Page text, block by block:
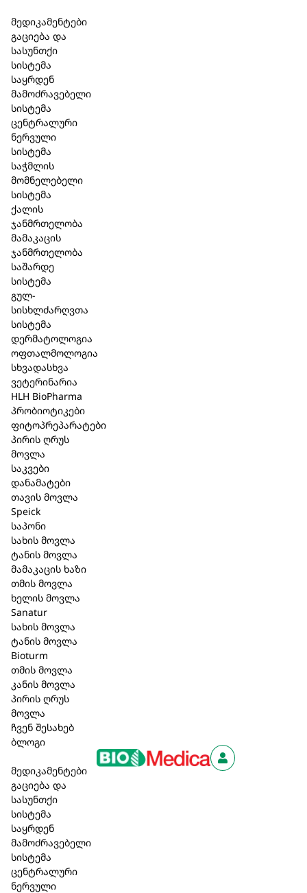
მედიკამენტები
გაციება და
სასუნთქი
სისტემა
საყრდენ
მამოძრავებელი
სისტემა
ცენტრალური
ნერვული
სისტემა
საჭმლის
მომნელებელი
სისტემა
ქალის
ჯანმრთელობა
მამაკაცის
ჯანმრთელობა
საშარდე
სისტემა
გულ-
სისხლძარღვთა
სისტემა
დერმატოლოგია
ოფთალმოლოგია
სხვადასხვა
ვეტერინარია
HLH BioPharma
პრობიოტიკები
ფიტოპრეპარატები
პირის ღრუს
მოვლა
საკვები
დანამატები
თავის მოვლა
Speick
საპონი
სახის მოვლა
ტანის მოვლა
მამაკაცის ხაზი
თმის მოვლა
ხელის მოვლა
Sanatur
სახის მოვლა
ტანის მოვლა
Bioturm
თმის მოვლა
კანის მოვლა
პირის ღრუს
მოვლა
ჩვენ შესახებ
ბლოგი
მედიკამენტები
გაციება და
სასუნთქი
სისტემა
საყრდენ
მამოძრავებელი
სისტემა
ცენტრალური
ნერვული
შპაიკი Natural Aktiv მყარი
შამპუნი ბზინვარება და
მოცულობა 60 გრ. (116)
კატეგორია:Speick
მოკლე აღწერა
დაბალი ტოქსიკური შამპუნი: მსუბუქი და
გრძელვადიანი. პლასტმასისგან თავისუფალი;
გადამუშავებადი შეფუთვა. მყარი შამპუნი
ნორმალური თმისთვის. შამპუნის ბარი ნაზად და
ზედმიწევნით წმენდს თმას. უხვად აქაფებადი.
თხელი თმის დასაცავად და გასაძლიერებლად.
შამპუნი შეიცავს მცენარეებზე დაფუძნებულ
აქტიურ და კონდიცირების ინგრედიენტებს.
მაროკოული არგანის ხეებიდან მიღებული
ხორბლის ცილები და ორგანული არგანის ზეთი
ხელს უწყობს თმის ბზინვარებასა და სიპრიალს.
ხილის ექსტრაქტების შემადგენლობა თმას
სასიამოვნო სურნელს ანიჭებს. შეიცავს
მაღალმთიანი ალპური მცენარის, Speick (kbW)
უნიკალურ ექსტრაქტს.
სერტიფიცირებული ბუნებრივი კოსმეტიკა
(COSMOS);
თავისუფალი სინთეზური სუნამოების,
ფერების, სილიკონების, პარაბენებისა და
მინერალური ზეთებისგან;
გლუტენისა და ლაქტოზის გარეშე;
დერმატოლოგიურად და ალერგოლოგიურად
შემოწმებული;
ვეგანური.